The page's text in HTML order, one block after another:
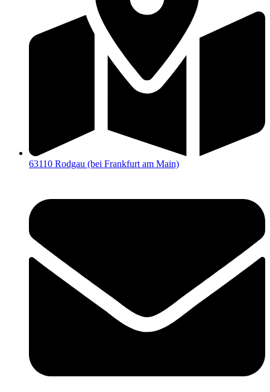
63110 Rodgau (bei Frankfurt am Main)